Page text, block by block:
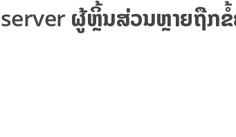
ຜູ້ຫຼິ້ນສ່ວນຫຼາຍຖືກຂໍ້